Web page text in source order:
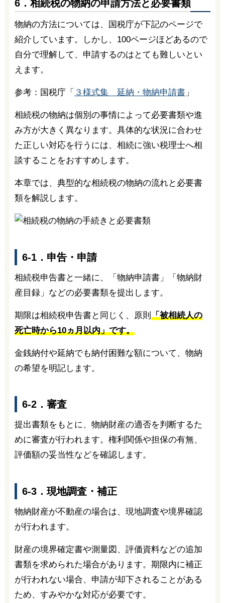
6．相続税の物納の申請方法と必要書類
物納の方法については、国税庁が下記のページで
紹介しています。しかし、100ページほどあるので
自分で理解して、申請するのはとても難しいとい
えます。
参考：国税庁「 ３様式集 延納・物納申請書」
相続税の物納は個別の事情によって必要書類や進
み方が大きく異なります。具体的な状況に合わせ
た正しい対応を行うには、相続に強い税理士へ相
談することをおすすめします。
本章では、典型的な相続税の物納の流れと必要書
類を解説します。
6-1．申告・申請
相続税申告書と一緒に、「物納申請書」「物納財
産目録」などの必要書類を提出します。
期限は相続税申告書と同じく、原則 「被相続人の
死亡時から10ヵ月以内」です。
金銭納付や延納でも納付困難な額について、物納
の希望を明記します。
6-2．審査
提出書類をもとに、物納財産の適否を判断するた
めに審査が行われます。権利関係や担保の有無、
評価額の妥当性などを確認します。
6-3．現地調査・補正
物納財産が不動産の場合は、現地調査や境界確認
が行われます。
財産の境界確定書や測量図、評価資料などの追加
書類を求められた場合があります。期限内に補正
が行われない場合、申請が却下されることがある
ため、すみやかな対応が必要です。